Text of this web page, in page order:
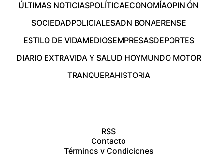
ÚLTIMAS NOTICIASPOLÍTICAECONOMÍAOPINIÓN
SOCIEDADPOLICIALESADN BONAERENSE
ESTILO DE VIDAMEDIOSEMPRESASDEPORTES
DIARIO EXTRAVIDA Y SALUD HOYMUNDO MOTOR
TRANQUERAHISTORIA
RSS
Contacto
Términos y Condiciones